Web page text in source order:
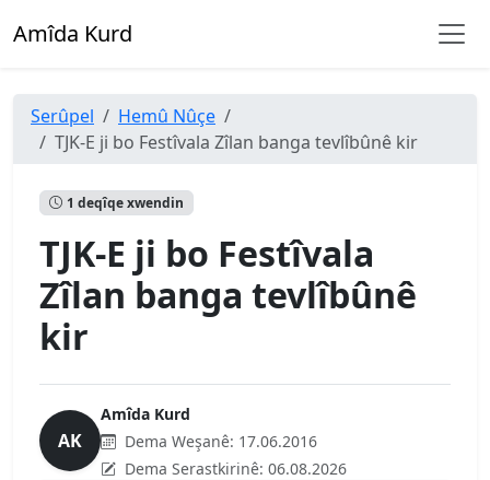
Amîda Kurd
Serûpel
Hemû Nûçe
TJK-E ji bo Festîvala Zîlan banga tevlîbûnê kir
1 deqîqe xwendin
TJK-E ji bo Festîvala
Zîlan banga tevlîbûnê
kir
AK
Amîda Kurd
Dema Weşanê: 17.06.2016
Dema Serastkirinê: 06.08.2026